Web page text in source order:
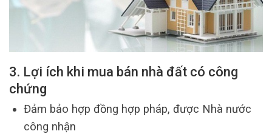
3. Lợi ích khi mua bán nhà đất có công
chứng
Đảm bảo hợp đồng hợp pháp, được Nhà nước
công nhận